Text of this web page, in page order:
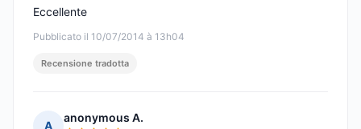
Pubblicato il 10/07/2014 à 13h04
Eccellente
Recensione tradotta
A
anonymous A.